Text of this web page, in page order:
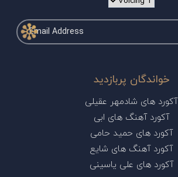
خواندگان پربازدید
آکورد های شادمهر عقیلی
آکورد آهنگ های ابی
آکورد های حمید حامی
آکورد آهنگ های شایع
آکورد های علی یاسینی